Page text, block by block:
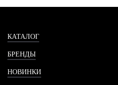
КАТАЛОГ
БРЕНДЫ
НОВИНКИ